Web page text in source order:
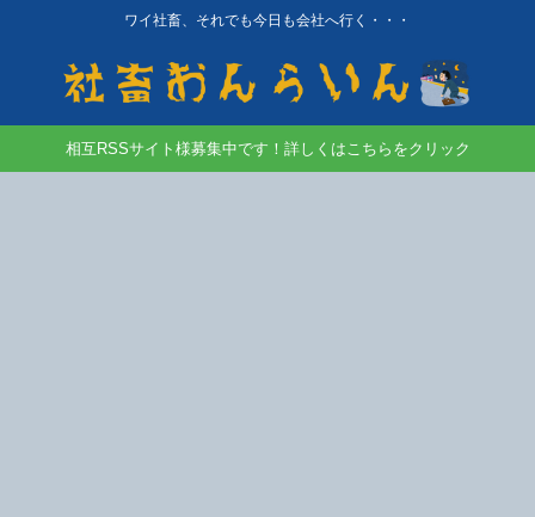
ワイ社畜、それでも今日も会社へ行く・・・
相互RSSサイト様募集中です！詳しくはこちらをクリック